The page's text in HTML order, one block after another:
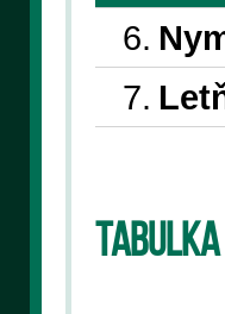
6.
7.